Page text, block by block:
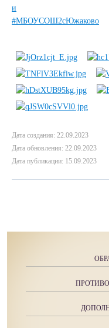
и
#МБОУСОШ2сЮжаково
Дата создания: 22.09.2023
Дата обновления: 22.09.2023
Дата публикации: 15.09.2023